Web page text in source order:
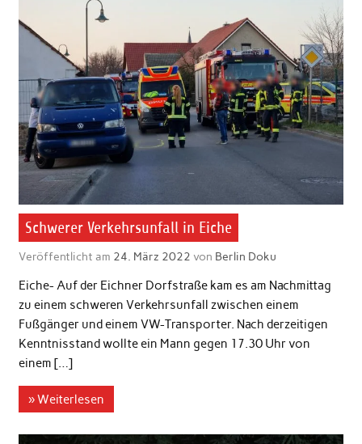
Schwerer Verkehrsunfall in Eiche
Veröffentlicht am 24. März 2022 von Berlin Doku
Eiche- Auf der Eichner Dorfstraße kam es am Nachmittag
zu einem schweren Verkehrsunfall zwischen einem
Fußgänger und einem VW-Transporter. Nach derzeitigen
Kenntnisstand wollte ein Mann gegen 17.30 Uhr von
einem […]
» Weiterlesen